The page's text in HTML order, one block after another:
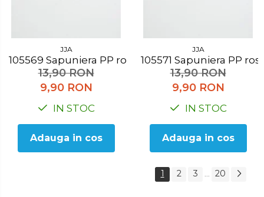
JJA
105569 Sapuniera PP roz
13,90 RON
9,90 RON
IN STOC
Adauga in cos
JJA
105571 Sapuniera PP
13,90 RON
9,90 RON
IN STOC
Adauga in cos
1 2 3 ... 20